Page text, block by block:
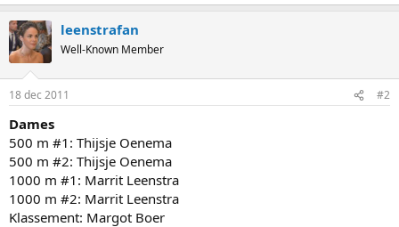
leenstrafan
Well-Known Member
18 dec 2011 #2
Dames
500 m #1: Thijsje Oenema
500 m #2: Thijsje Oenema
1000 m #1: Marrit Leenstra
1000 m #2: Marrit Leenstra
Klassement: Margot Boer